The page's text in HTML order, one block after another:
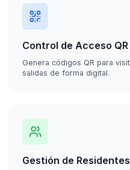
Control de Acceso QR
Genera códigos QR para
salidas de forma digital.
Gestión de Residentes